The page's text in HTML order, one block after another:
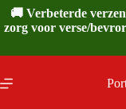
Ga
naar
de
🚚 Verbeterde
zorg voor verse/